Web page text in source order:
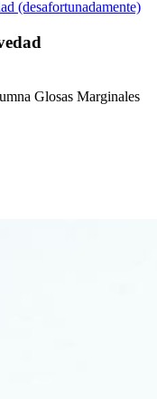
(desafortunadamente)
Glosas Marginales